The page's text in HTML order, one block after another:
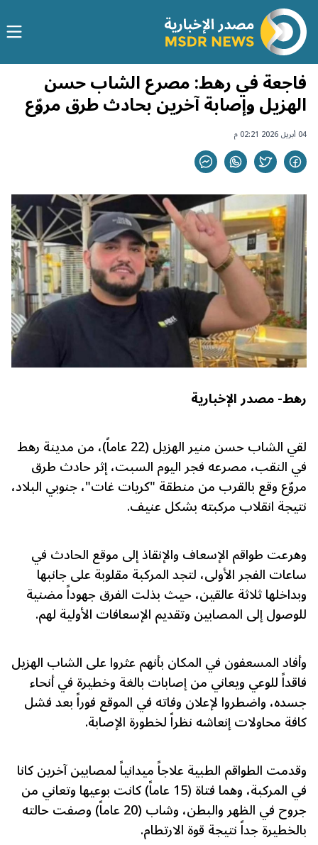
فاجعة في رهط: مصرع الشاب حسن
الهزيل وإصابة آخرين بحادث طرق مروّع
04 أبريل 2026 02:21 م
رهط- مصدر الإخبارية
لقي الشاب حسن منير الهزيل (22 عاماً)، من مدينة رهط
في النقب، مصرعه فجر اليوم السبت، إثر حادث طرق
مروّع وقع بالقرب من منطقة "كريات غات"، جنوبي البلاد،
نتيجة انقلاب مركبته بشكل عنيف.
وهرعت طواقم الإسعاف والإنقاذ إلى موقع الحادث في
ساعات الفجر الأولى، لتجد المركبة مقلوبة على جانبها
وبداخلها ثلاثة عالقين، حيث بذلت الفرق جهوداً مضنية
للوصول إلى المصابين وتقديم الإسعافات الأولية لهم.
وأفاد المسعفون في المكان بأنهم عثروا على الشاب الهزيل
فاقداً للوعي ويعاني من إصابات بالغة وخطيرة في أنحاء
جسده، واضطروا لإعلان وفاته في الموقع فوراً بعد فشل
كافة محاولات إنعاشه نظراً لخطورة الإصابة.
وقدمت الطواقم الطبية علاجاً ميدانياً لمصابين آخرين كانا
في المركبة، وهما فتاة (15 عاماً) كانت بوعيها وتعاني من
جروح في الظهر والبطن، وشاب (20 عاماً) وصفت حالته
بالخطيرة جداً نتيجة قوة الارتطام.